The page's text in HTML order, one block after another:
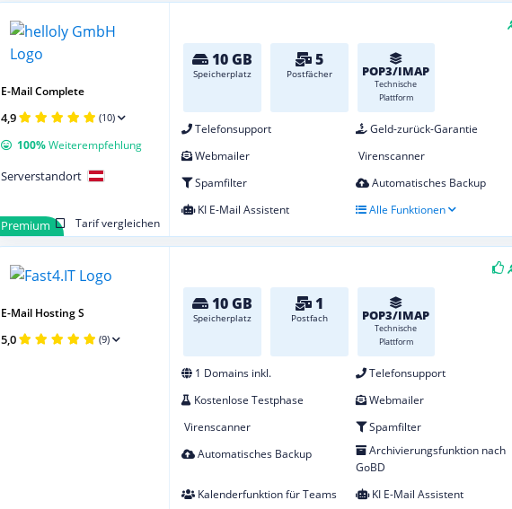
10 GB
Speicherplatz
5
Postfächer POP3/IMAP
Technische
Plattform
Telefonsupport
Geld-zurück-Garantie
Webmailer
Virenscanner
Spamfilter
Automatisches Backup
KI E-Mail Assistent
Alle Funktionen
Premium
Tarif vergleichen
E-Mail Complete
4,9 (10)
100%Weiterempfehlung
Serverstandort
10 GB
Speicherplatz
1
Postfach POP3/IMAP
Technische
Plattform
1 Domains inkl.
Telefonsupport
Kostenlose Testphase
Webmailer
Virenscanner
Spamfilter
Automatisches Backup
Archivierungsfunktion nach
GoBD
Kalenderfunktion für Teams
KI E-Mail Assistent
E-Mail Hosting S
5,0 (9)